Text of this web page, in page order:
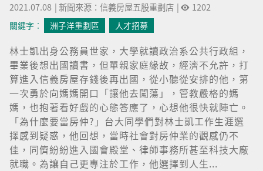
2021.07.08 |新聞來源：信義房屋五股重劃店 | 1202
關鍵字︰ 洲子洋重劃區 人才招募
林士凱出身公務員世家，大學就讀政治系公共行政組，
畢業後想出國讀書，但單親家庭緣故，經濟不允許，打
算進入信義房屋存錢後再出國，從小聽從安排的他，第
一次勇於向媽媽開口「讓他去闖蕩」，管教嚴格的媽
媽，也抱著看好戲的心態答應了，心想他很快就陣亡。
「為什麼要當房仲?」台大同學們對林士凱工作生涯選
擇感到疑惑，他回想，當時社會對房仲業的觀感仍不
佳，同儕紛紛進入國會殿堂、律師事務所甚至科技大廠
就職。為讓自己更專注於工作，他選擇到人生...